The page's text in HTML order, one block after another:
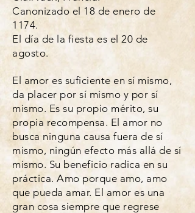
Canonizado el 18 de enero de
1174.
El día de la fiesta es el 20 de
agosto.
El amor es suficiente en sí mismo,
da placer por sí mismo y por sí
mismo. Es su propio mérito, su
propia recompensa. El amor no
busca ninguna causa fuera de sí
mismo, ningún efecto más allá de sí
mismo. Su beneficio radica en su
práctica. Amo porque amo, amo
que pueda amar. El amor es una
gran cosa siempre que regrese